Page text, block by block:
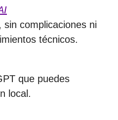
complicaciones ni
técnicos.
que puedes
local.